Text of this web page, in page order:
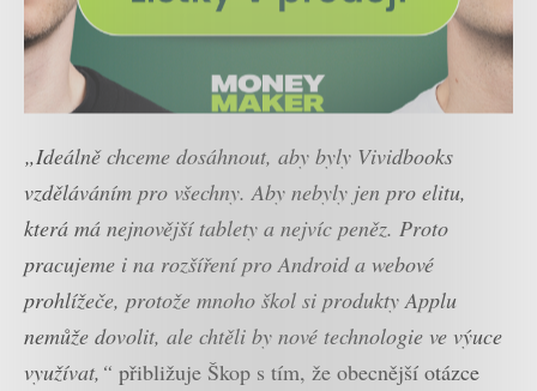
„Ideálně chceme dosáhnout, aby byly Vividbooks
vzděláváním pro všechny. Aby nebyly jen pro elitu,
která má nejnovější tablety a nejvíc peněz. Proto
pracujeme i na rozšíření pro Android a webové
prohlížeče, protože mnoho škol si produkty Applu
nemůže dovolit, ale chtěli by nové technologie ve výuce
využívat,“ přibližuje Škop s tím, že obecnější otázce